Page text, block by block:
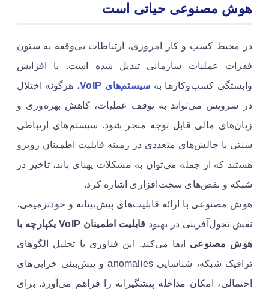
هوش مصنوعی حیاتی است
در محیط کسب و کار امروزی، ارتباطات بی‌وقفه به ستون
فقرات عملیات سازمانی تبدیل شده است. با افزایش
وابستگی کسب‌وکارها به سیستم‌های VoIP
، هرگونه اختلال
در سرویس می‌تواند به توقف عملیات، کاهش بهره‌وری و
زیان‌های مالی قابل توجه منجر شود. سیستم‌های ارتباطی
سنتی با چالش‌های متعددی در زمینه قابلیت اطمینان روبرو
هستند که از جمله می‌توان به مشکلات پهنای باند، تاخیر در
شبکه و نقص‌های سخت‌افزاری اشاره کرد.
هوش مصنوعی با ارائه قابلیت‌های پیش‌بینانه و خودترمیمی،
نقش تحول‌آفرینی در بهبود
قابلیت اطمینان VoIP یکپارچه با
هوش مصنوعی ایفا می‌کند. این فناوری با تحلیل الگوهای
ترافیک شبکه، شناسایی anomalies و پیش‌بینی خرابی‌های
احتمالی، امکان مداخله پیشگیرانه را فراهم می‌آورد. برای